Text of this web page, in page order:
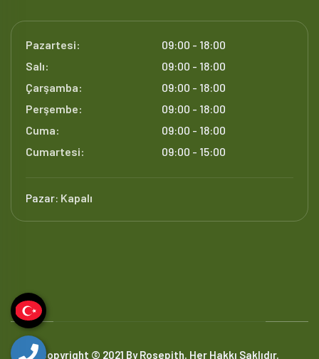
Pazartesi:
09:00 - 18:00
Salı:
09:00 - 18:00
Çarşamba:
09:00 - 18:00
Perşembe:
09:00 - 18:00
Cuma:
09:00 - 18:00
Cumartesi:
09:00 - 15:00
Pazar: Kapalı
Copyright © 2021 By Rosepith. Her Hakkı Saklıdır.